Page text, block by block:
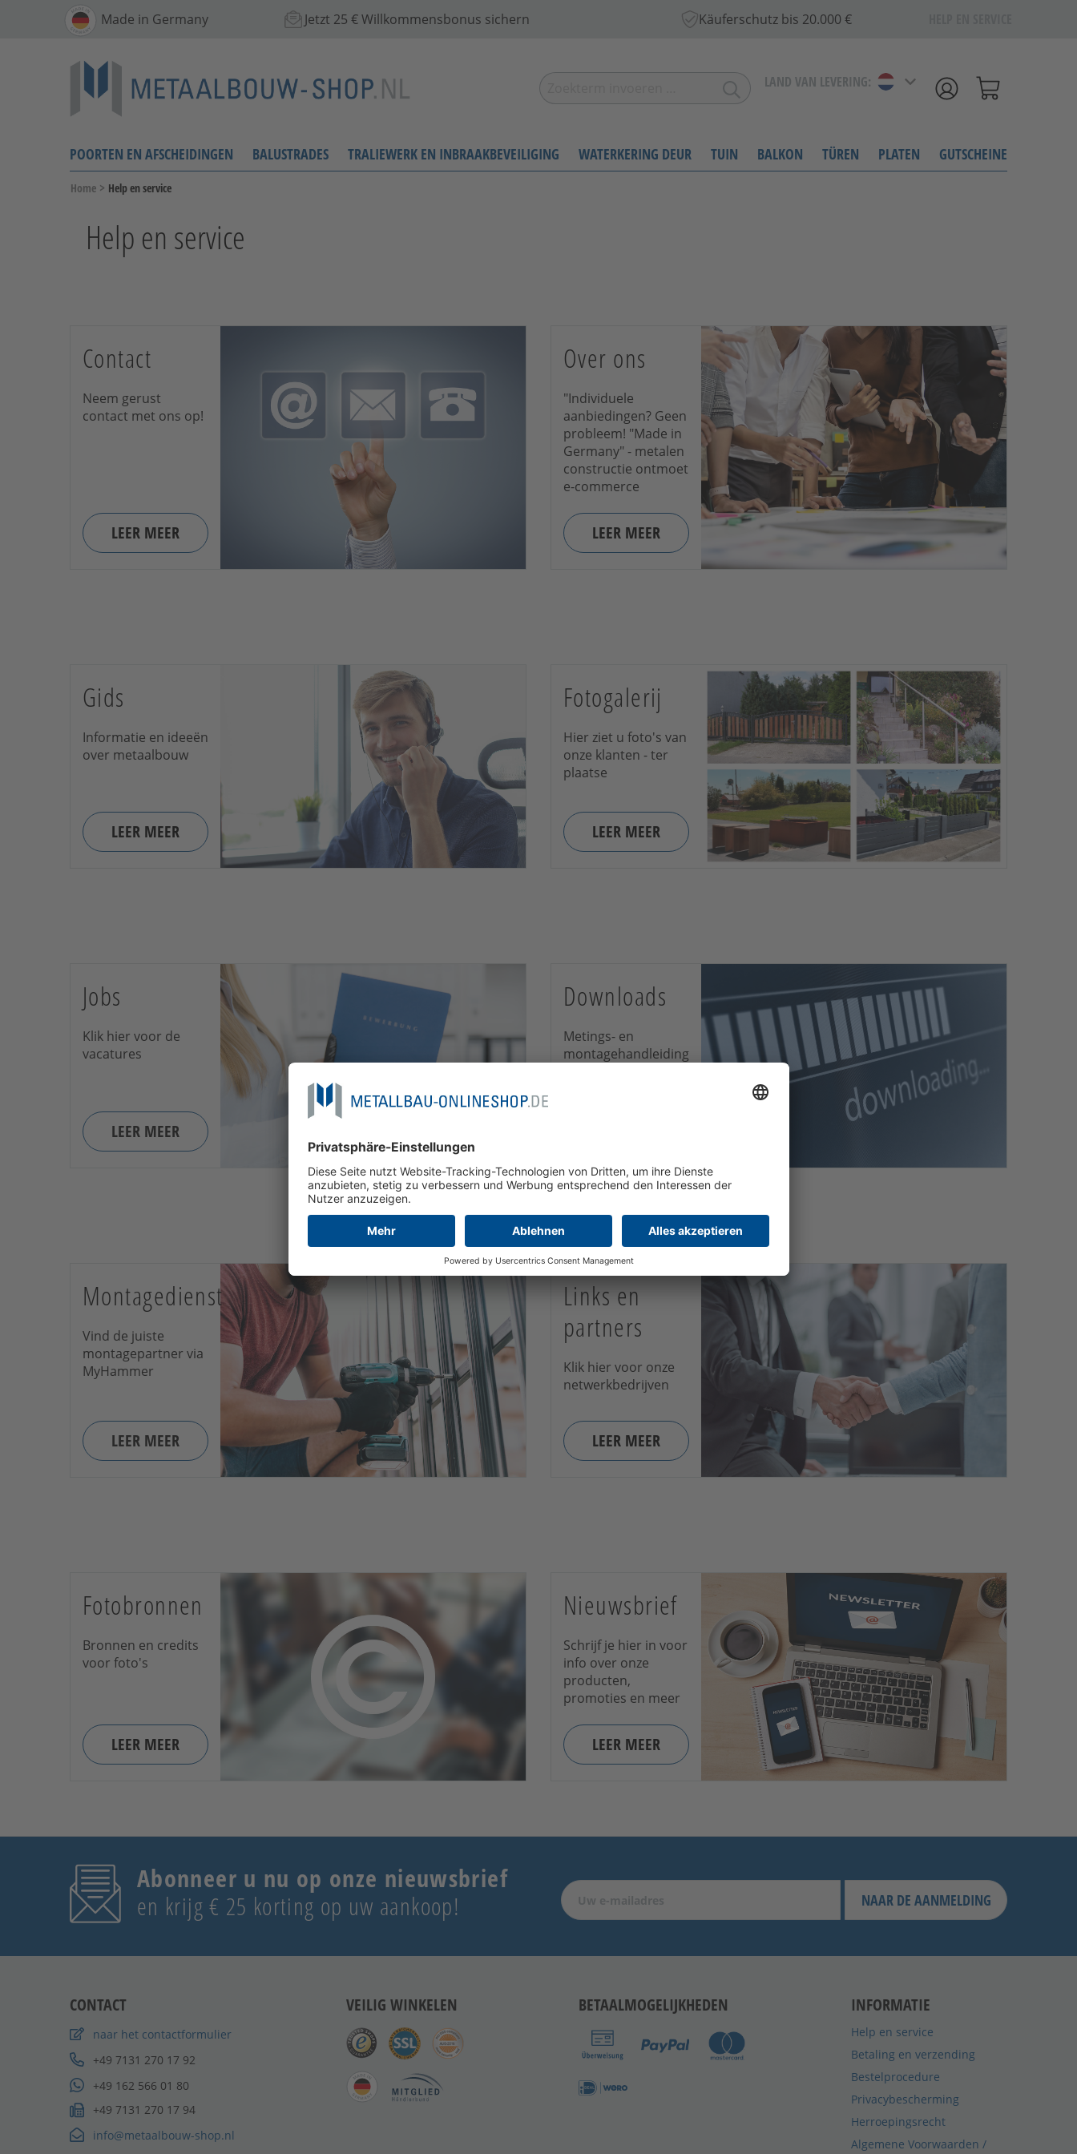
Made in Germany Jetzt 25 € Willkommensbonus sichern Käuferschutz bis 20.000 €
LAND VAN LEVERING:
POORTEN EN AFSCHEIDINGEN BALUSTRADES TRALIEWERK EN INBRAAKBEVEILIGING WATERKERING DEUR TUIN BALKON TÜREN PLATEN GUTSCHEINE
Home > Help en service
Help en service
Contact
Neem gerust
contact met ons op!
LEER MEER
Over ons
"Individuele
aanbiedingen? Geen
probleem! "Made in
Germany" - metalen
constructie ontmoet
e-commerce
LEER MEER
Gids
Informatie en ideeën
over metaalbouw
LEER MEER
Fotogalerij
Hier ziet u foto's van
onze klanten - ter
plaatse
LEER MEER
Jobs
Klik hier voor de
vacatures
LEER MEER
Downloads
Metings- en
montagehandleiding
Montagedienst
Vind de juiste
montagepartner via
MyHammer
LEER MEER
Links en
partners
Klik hier voor onze
netwerkbedrijven
LEER MEER
Fotobronnen
Bronnen en credits
voor foto's
LEER MEER
Nieuwsbrief
Schrijf je hier in voor
info over onze
producten,
promoties en meer
LEER MEER
Abonneer u nu op onze nieuwsbrief
en krijg € 25 korting op uw aankoop!
NAAR DE AANMELDING
CONTACT
naar het contactformulier
+49 7131 270 17 92
+49 162 566 01 80
+49 7131 270 17 94
info@metaalbouw-shop.nl
VEILIG WINKELEN BETAALMOGELIJKHEDEN INFORMATIE
Help en service
Betaling en verzending
Bestelprocedure
Privacybescherming
Herroepingsrecht
Algemene Voorwaarden /